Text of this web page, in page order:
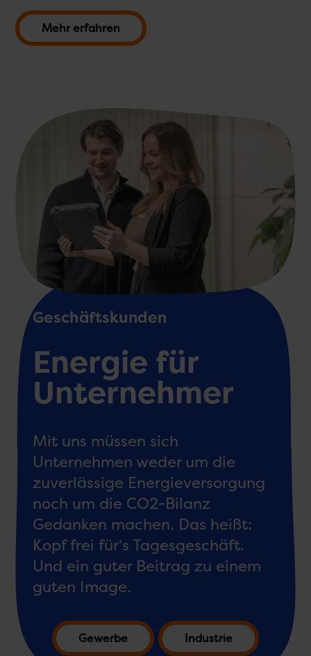
Mehr erfahren
Geschäftskunden
Energie für
Unter­nehmer
Mit uns müssen sich
Unternehmen weder um die
zuverlässige Energieversorgung
noch um die CO2-Bilanz
Gedanken machen. Das heißt:
Kopf frei für‘s Tagesgeschäft.
Und ein guter Beitrag zu einem
guten Image.
Gewerbe Industrie